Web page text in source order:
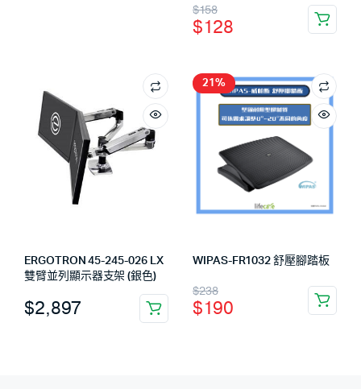
$158
$128
ERGOTRON 45-245-026 LX
雙臂並列顯示器支架 (銀色)
$2,897
21%
WIPAS-FR1032 舒壓腳踏板
$238
$190